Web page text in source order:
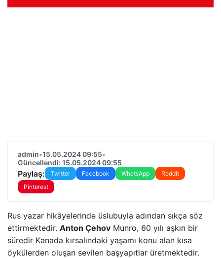
admin•15.05.2024 09:55•
Güncellendi: 15.05.2024 09:55
Paylaş: Twitter Facebook WhatsApp
Reddit
Pinterest
Rus yazar hikâyelerinde üslubuyla adından sıkça söz
ettirmektedir. Anton Çehov Munro, 60 yılı aşkın bir
süredir Kanada kırsalındaki yaşamı konu alan kısa
öykülerden oluşan sevilen başyapıtlar üretmektedir.